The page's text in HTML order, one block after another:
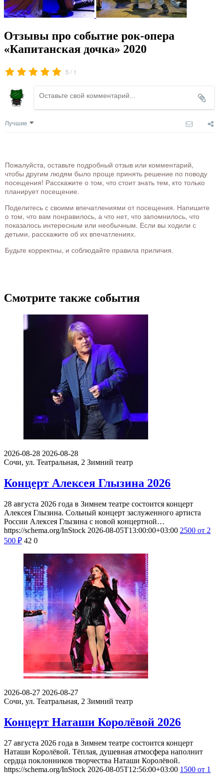
Отзывы про событие рок-опера
«Капитанская дочка» 2020
5 / 1
Лучшие
Пожалуйста, оставьте подробный отзыв или комментарий,
чтобы другим людям было проще принять решение по поводу
посещения! Расскажите о том, что стоит знать тем, кто только
планирует посещение.
Поделитесь с своими впечатлениями от посещения. Напишите
о том, что вам понравилось, а что нет, что запомнилось, что
показалось интересным или необычным. Если вы ходили с
детьми, расскажите об их впечатлениях.
Будьте корректны, и соблюдайте правила приличия.
Смотрите также события
2026-08-28 2026-08-28
Сочи, ул. Театральная, 2 Зимний театр
Концерт Алексея Глызина 2026
28 августа 2026 года в Зимнем театре состоится концерт
Алексея Глызина. Сольный концерт заслуженного артиста
России Алексея Глызина с новой концертной…
https://schema.org/InStock 2026-08-05T13:00:00+03:00 2500 от 2
500 ₽ 42 0
2026-08-27 2026-08-27
Сочи, ул. Театральная, 2 Зимний театр
Концерт Наташи Королёвой 2026
27 августа 2026 года в Зимнем театре состоится концерт
Наташи Королёвой. Тёплая, душевная атмосфера наполнит
сердца поклонников творчества Наташи Королёвой.
https://schema.org/InStock 2026-08-05T12:56:00+03:00 1500 от 1